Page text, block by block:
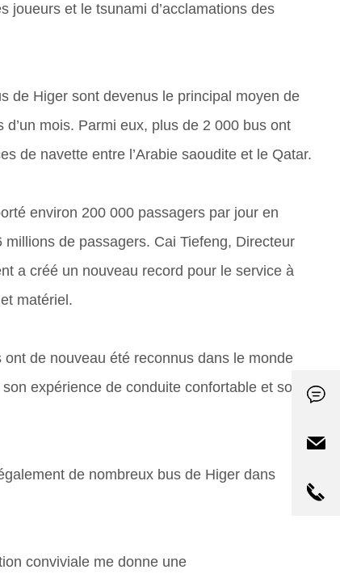
joueurs et le tsunami d’acclamations des
de Higer sont devenus le principal moyen de
mois. Parmi eux, plus de 2 000 bus ont
de navette entre l’Arabie saoudite et le Qatar.
environ 200 000 passagers par jour en
de passagers. Cai Tiefeng, Directeur
a créé un nouveau record pour le service à
matériel.
de nouveau été reconnus dans le monde
expérience de conduite confortable et son
de nombreux bus de Higer dans
conviviale me donne une